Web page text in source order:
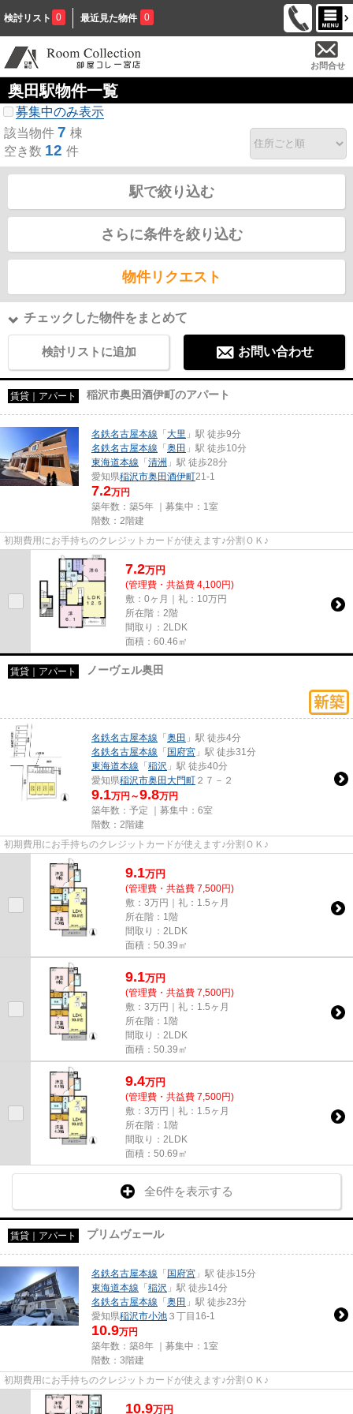
検討リスト 0 最近見た物件 0
お問合せ
奥田駅物件一覧
募集中のみ表示
該当物件 7 棟
空き数 12 件
駅で絞り込む
さらに条件を絞り込む
物件リクエスト
チェックした物件をまとめて
検討リストに追加 お問い合わせ
賃貸｜アパート 稲沢市奥田酒伊町のアパート
名鉄名古屋本線 「 大里 」駅 徒歩9分
名鉄名古屋本線 「 奥田 」駅 徒歩10分
東海道本線 「 清洲 」駅 徒歩28分
愛知県稲沢市奥田酒伊町21-1
7.2万円
築年数：築5年 ｜募集中： 1室
階数：2階建
初期費用にお手持ちのクレジットカードが使えます♪分割ＯＫ♪
7.2万円
(管理費・共益費 4,100円)
敷：0ヶ月｜礼：10万円
所在階：2階
間取り：2LDK
面積：60.46㎡
賃貸｜アパート ノーヴェル奥田
名鉄名古屋本線 「 奥田 」駅 徒歩4分
名鉄名古屋本線 「 国府宮 」駅 徒歩31分
東海道本線 「 稲沢 」駅 徒歩40分
愛知県稲沢市奥田大門町 ２７－２
9.1万円～9.8万円
築年数：予定 ｜募集中： 6室
階数：2階建
初期費用にお手持ちのクレジットカードが使えます♪分割ＯＫ♪
9.1万円
(管理費・共益費 7,500円)
敷：3万円｜礼：1.5ヶ月
所在階：1階
間取り：2LDK
面積：50.39㎡
9.1万円
(管理費・共益費 7,500円)
敷：3万円｜礼：1.5ヶ月
所在階：1階
間取り：2LDK
面積：50.39㎡
9.4万円
(管理費・共益費 7,500円)
敷：3万円｜礼：1.5ヶ月
所在階：1階
間取り：2LDK
面積：50.69㎡
全6件を表示する
賃貸｜アパート プリムヴェール
名鉄名古屋本線 「 国府宮 」駅 徒歩15分
東海道本線 「 稲沢 」駅 徒歩14分
名鉄名古屋本線 「 奥田 」駅 徒歩23分
愛知県稲沢市小池 ３丁目16-1
10.9万円
築年数：築8年 ｜募集中： 1室
階数：3階建
初期費用にお手持ちのクレジットカードが使えます♪分割ＯＫ♪
10.9万円